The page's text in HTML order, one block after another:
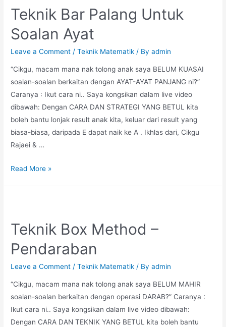
Teknik Bar Palang Untuk
Soalan Ayat
Leave a Comment /Teknik Matematik / Byadmin
“Cikgu, macam mana nak tolong anak saya BELUM KUASAI
soalan-soalan berkaitan dengan AYAT-AYAT PANJANG ni?”
Caranya : Ikut cara ni.. Saya kongsikan dalam live video
dibawah: Dengan CARA DAN STRATEGI YANG BETUL kita
boleh bantu lonjak result anak kita, keluar dari result yang
biasa-biasa, daripada E dapat naik ke A . Ikhlas dari, Cikgu
Rajaei & …
Teknik
Ayat
Read More »
Teknik Box Method –
Pendaraban
Leave a Comment /Teknik Matematik / Byadmin
“Cikgu, macam mana nak tolong anak saya BELUM MAHIR
soalan-soalan berkaitan dengan operasi DARAB?” Caranya :
Ikut cara ni.. Saya kongsikan dalam live video dibawah:
Dengan CARA DAN TEKNIK YANG BETUL kita boleh bantu